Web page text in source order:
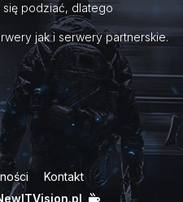
się podziać, dlatego
jak i serwery partnerskie.
Kontakt